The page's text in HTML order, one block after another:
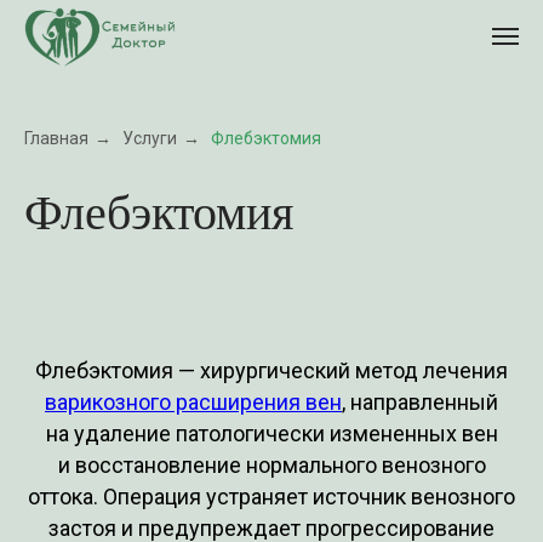
Главная → Услуги → Флебэктомия
Флебэктомия
Флебэктомия — хирургический метод лечения
варикозного расширения вен, направленный
на удаление патологически измененных вен
и восстановление нормального венозного
оттока. Операция устраняет источник венозного
застоя и предупреждает прогрессирование